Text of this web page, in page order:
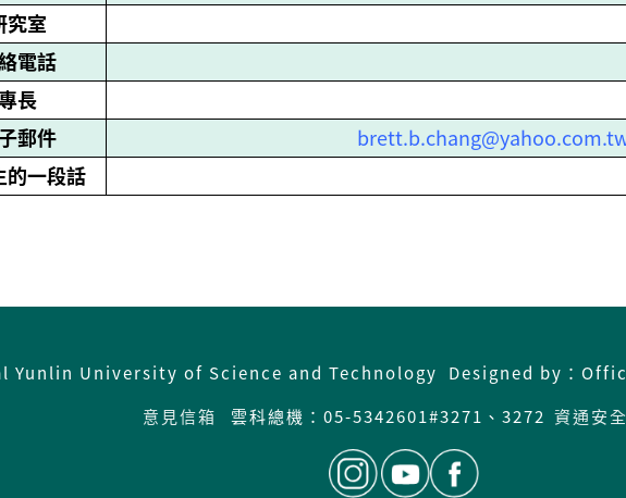
究室
電話
長
郵件
的一段話
Yunlin University of Science and Technology Designed by：
意見信箱
雲科總機：05-5342601#3271、3272 資通安